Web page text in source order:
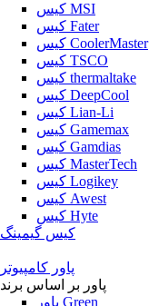
کیس MSI
کیس Fater
کیس CoolerMaster
کیس TSCO
کیس thermaltake
کیس DeepCool
کیس Lian-Li
کیس Gamemax
کیس Gamdias
کیس MasterTech
کیس Logikey
کیس Awest
کیس Hyte
کیس گیمینگ
پاور کامپیوتر
پاور بر اساس برند
پاور Green